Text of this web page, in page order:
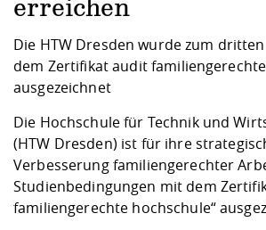
Career Service
Angebote für
Kontakt und Anfahrt
Qualitätssicherung
erreichen
Die HTW Dresden wurde zum
dem Zertifikat audit
ausgezeichnet
Die Hochschule für Technik und
(HTW Dresden) ist für ihre
Verbesserung familiengerechter
Studienbedingungen mit dem
familiengerechte hochschule“